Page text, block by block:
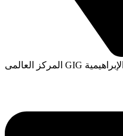
217طريق الحرية (ش أبو قير) الإبراهيمية GIG المركز العالمى